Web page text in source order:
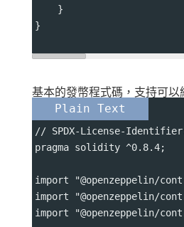
    }
}
基本的發幣程式碼，支持可
Plain Text
// SPDX-License-
pragma solidity ^0.8.4;
import "@openzeppelin/
import "@openzeppelin/
import "@openzeppelin/